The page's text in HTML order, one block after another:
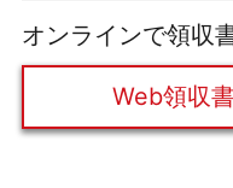
オンラインで領収
Web領収